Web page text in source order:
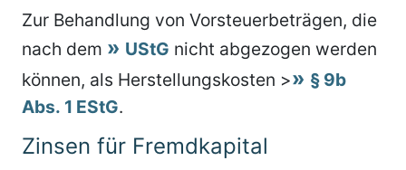
Zur Behandlung von Vorsteuerbeträgen, die
nach dem
UStG nicht abgezogen werden
können, als Herstellungskosten >
§ 9b
Abs. 1 EStG.
Zinsen für Fremdkapital